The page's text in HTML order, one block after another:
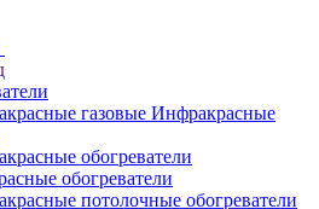
Инфракрасные
обогреватели